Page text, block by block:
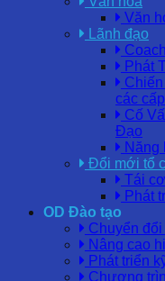
Văn
Lãnh đạo
Phát
các
Cố
Đạo
Năng
Đổi mới tổ
Tái
Phát
OD Đào tạo
Chuyển
Nâng cao
Phát triển
Chương